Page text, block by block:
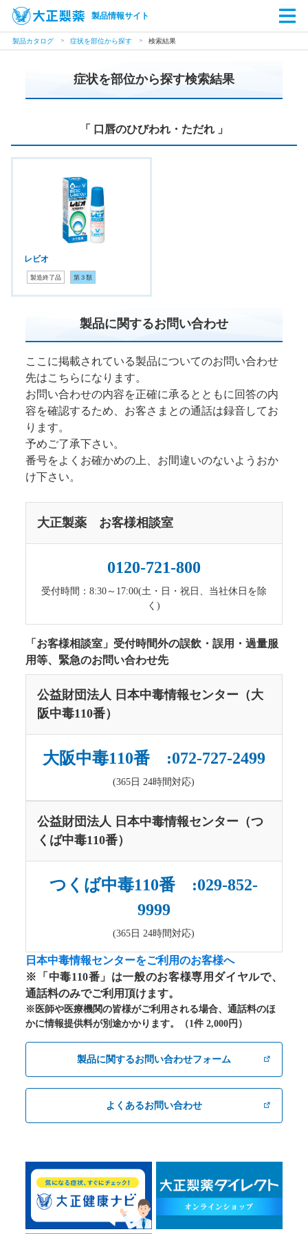
製品情報サイト
製品カタログ 症状を部位から探す 検索結果
症状を部位から探す検索結果
「 口唇のひびわれ・ただれ 」
レビオ
製造終了品 第３類
製品に関するお問い合わせ
ここに掲載されている製品についてのお問い合わせ
先はこちらになります。
お問い合わせの内容を正確に承るとともに回答の内
容を確認するため、お客さまとの通話は録音してお
ります。
予めご了承下さい。
番号をよくお確かめの上、お間違いのないようおか
け下さい。
大正製薬 お客様相談室
0120-721-800
受付時間：8:30～17:00(土・日・祝日、当社休日を除
く)
「お客様相談室」受付時間外の誤飲・誤用・過量服
用等、緊急のお問い合わせ先
公益財団法人 日本中毒情報センター（大
阪中毒110番）
大阪中毒110番 :072-727-2499
(365日 24時間対応)
公益財団法人 日本中毒情報センター（つ
くば中毒110番）
つくば中毒110番 :029-852-
9999
(365日 24時間対応)
日本中毒情報センターをご利用のお客様へ
※「中毒110番」は一般のお客様専用ダイヤルで、
通話料のみでご利用頂けます。
※医師や医療機関の皆様がご利用される場合、通話料のほ
かに情報提供料が別途かかります。（1件 2,000円）
製品に関するお問い合わせフォーム
よくあるお問い合わせ